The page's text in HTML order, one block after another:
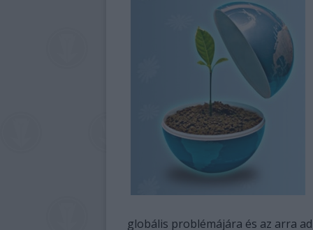
globális problémájára és az arra